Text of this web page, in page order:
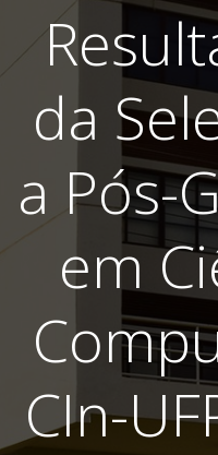
da
a Pós-
em
CIn-